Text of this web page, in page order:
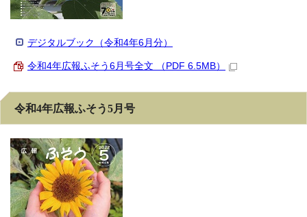
デジタルブック（令和4年6月分）
令和4年広報ふそう6月号全文 （PDF 6.5MB）
令和4年広報ふそう5月号